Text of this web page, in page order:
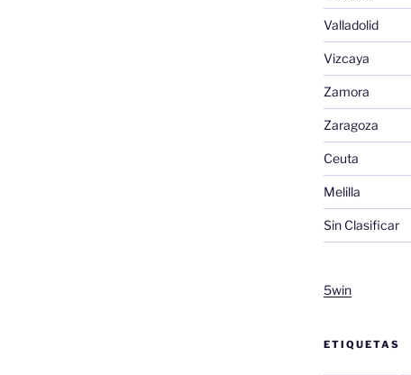
Valladolid
Vizcaya
Zamora
Zaragoza
Ceuta
Melilla
Sin Clasificar
5win
ETIQUETAS